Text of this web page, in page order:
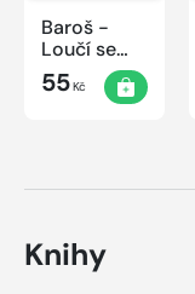
Baroš -
Loučí se
dravec
55Kč
Knihy